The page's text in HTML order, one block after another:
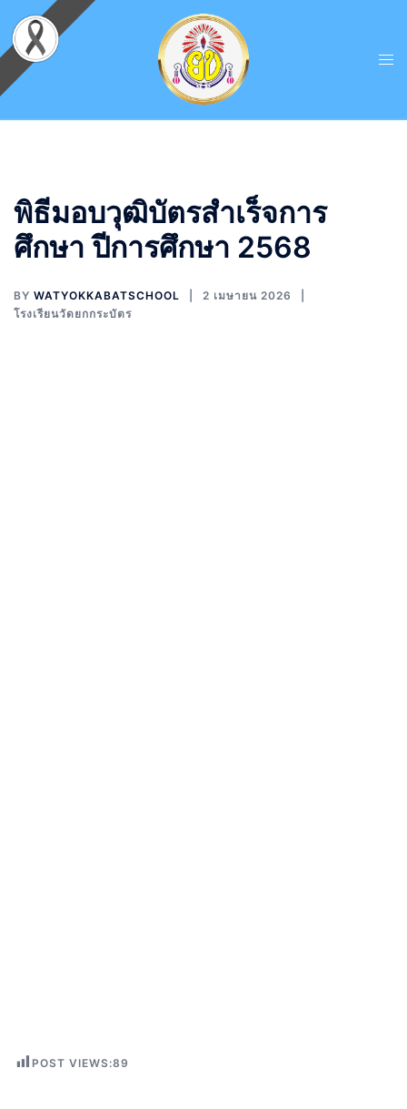
พิธีมอบวุฒิบัตรสำเร็จการ
ศึกษา ปีการศึกษา 2568
BY WATYOKKABATSCHOOL
2 เมษายน 2026
โรงเรียนวัดยกกระบัตร
POST VIEWS:89